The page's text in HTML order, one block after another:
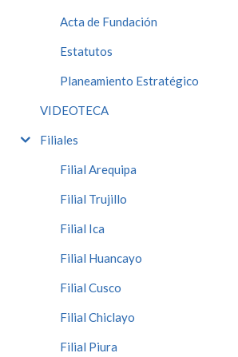
Acta de Fundación
Estatutos
Planeamiento Estratégico
VIDEOTECA
Filiales
Filial Arequipa
Filial Trujillo
Filial Ica
Filial Huancayo
Filial Cusco
Filial Chiclayo
Filial Piura